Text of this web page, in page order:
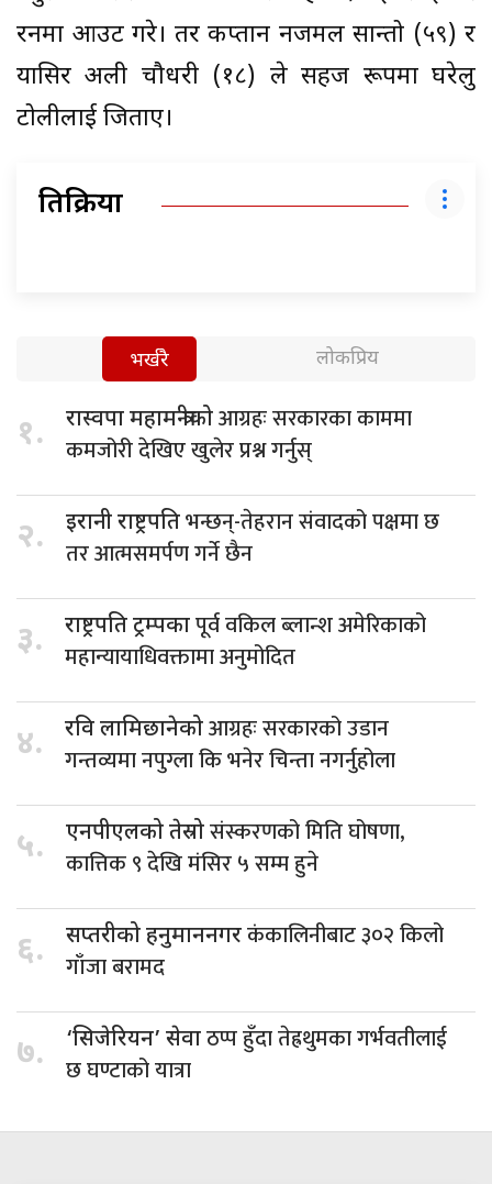
रनमा आउट गरे। तर कप्तान नजमल सान्तो (५९) र
यासिर अली चौधरी (१८) ले सहज रूपमा घरेलु
टोलीलाई जिताए।
प्रतिक्रिया
भर्खरै लोकप्रिय
१. रास्वपा महामन्त्रीकोआग्रहः सरकारका काममा
कमजोरी देखिए खुलेर प्रश्न गर्नुस्
२. इरानी राष्ट्रपतिभन्छन्-तेहरान संवादको पक्षमा छ
तर आत्मसमर्पण गर्ने छैन
३. राष्ट्रपति ट्रम्पकापूर्व वकिल ब्लान्श अमेरिकाको
महान्यायाधिवक्तामा अनुमोदित
४. रवि लामिछानेकोआग्रहः सरकारको उडान
गन्तव्यमा नपुग्ला कि भनेर चिन्ता नगर्नुहोला
५. एनपीएलको तेस्रोसंस्करणको मिति घोषणा,
कात्तिक ९ देखि मंसिर ५ सम्म हुने
६. सप्तरीको हनुमाननगरकंकालिनीबाट ३०२ किलो
गाँजा बरामद
७. ‘सिजेरियन’ सेवाठप्प हुँदा तेह्रथुमका गर्भवतीलाई
छ घण्टाको यात्रा